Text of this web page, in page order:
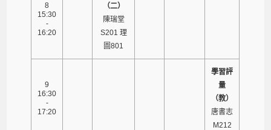
8
15:30
-
16:20
（二）
陳瑞堂
S201 理
圖801
9
16:30
-
17:20
學習評
量
（教）
唐書志
M212